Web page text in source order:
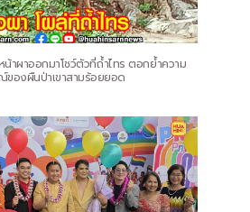
น้าผาออกมาโชว์ตัวที่ถ้ำไทร ตอกย้ำความ
ของผืนป่าเขาสามร้อยยอด